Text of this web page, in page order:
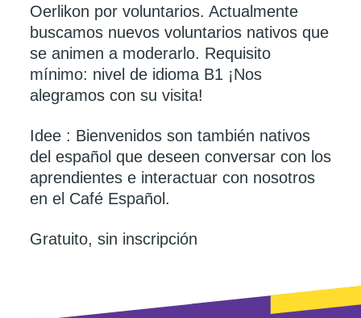
Oerlikon por voluntarios. Actualmente
buscamos nuevos voluntarios nativos que
se animen a moderarlo. Requisito
mínimo: nivel de idioma B1 ¡Nos
alegramos con su visita!
Idee : Bienvenidos son también nativos
del español que deseen conversar con los
aprendientes e interactuar con nosotros
en el Café Español.
Gratuito, sin inscripción